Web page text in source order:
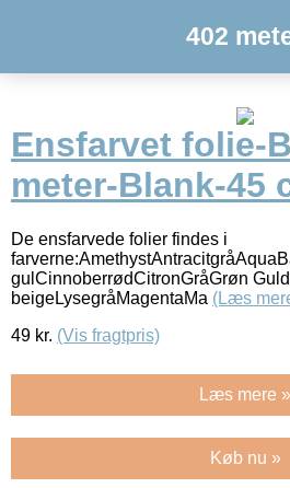
402
Ensfarvet folie-
meter-Blank-45
De ensfarvede folier findes i
gulCinnoberrødCitronGråGrøn
beigeLysegråMagentaMa (Læs
49 kr. (Vis fragtpris)
Læs mere »
Køb nu »